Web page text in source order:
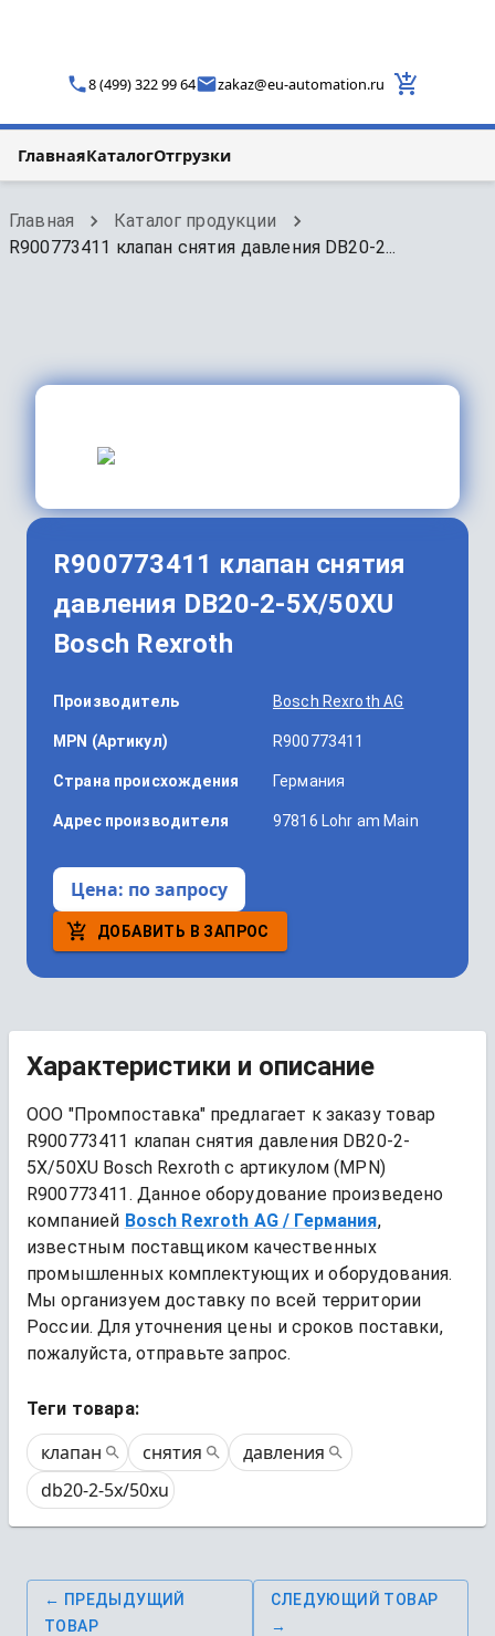
8 (499) 322 99 64 zakaz@eu-automation.ru
ГлавнаяКаталогОтгрузки
Главная
Каталог продукции
R900773411 клапан снятия давления DB20-2...
R900773411 клапан снятия
давления DB20-2-5X/50XU
Bosch Rexroth
Производитель Bosch Rexroth AG
MPN (Артикул) R900773411
Страна происхождения Германия
Адрес производителя 97816 Lohr am Main
Цена: по запросу
ДОБАВИТЬ В ЗАПРОС
Характеристики и описание
ООО "Промпоставка" предлагает к заказу товар
R900773411 клапан снятия давления DB20-2-
5X/50XU Bosch Rexroth
с артикулом (MPN)
R900773411. Данное оборудование произведено
компанией Bosch Rexroth AG / Германия,
известным поставщиком качественных
промышленных комплектующих и оборудования.
Мы организуем доставку по всей территории
России. Для уточнения цены и сроков поставки,
пожалуйста, отправьте запрос.
Теги товара:
клапан снятия
давления
db20-2-5x/50xu
← ПРЕДЫДУЩИЙ
ТОВАР
СЛЕДУЮЩИЙ ТОВАР
→